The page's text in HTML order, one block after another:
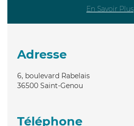
En Savoir Plus
Adresse
6, boulevard Rabelais
36500 Saint-Genou
Téléphone